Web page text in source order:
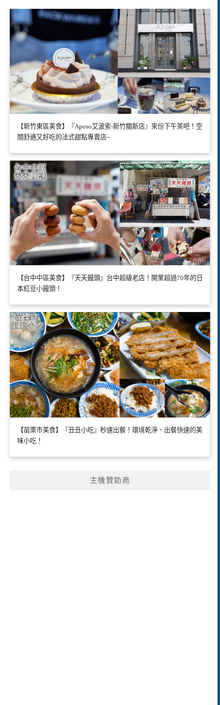
【新竹東區美食】『Aposo艾波索-新竹關新店』來份下午茶吧！空
間舒適又好吃的法式甜點專賣店~
【台中中區美食】『天天饅頭』台中超級老店！開業超過70年的日
本紅豆小饅頭！
【苗栗市美食】『丑丑小吃』秒速出餐！環境乾淨、出餐快速的美
味小吃！
主機贊助商